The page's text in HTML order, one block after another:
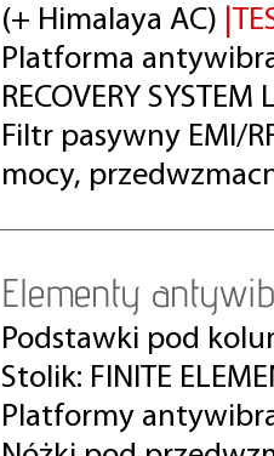
(+ Himalaya AC)
Platforma
RECOVERY
Filtr pasywny EMI/
mocy,
Elementy
Podstawki pod
Stolik: FINITE
Platformy